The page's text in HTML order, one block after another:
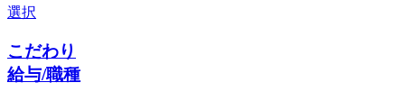
選択
こだわり
給与/職種